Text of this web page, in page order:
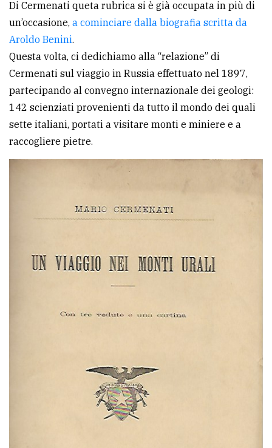
policy
Cookie
policy
Di Cermenati queta rubrica si è già occupata in più di
un’occasione, a cominciare dalla biografia scritta da
Aroldo Benini.
Questa volta, ci dedichiamo alla “relazione” di
Cermenati sul viaggio in Russia effettuato nel 1897,
partecipando al convegno internazionale dei geologi:
142 scienziati provenienti da tutto il mondo dei quali
sette italiani, portati a visitare monti e miniere e a
raccogliere pietre.